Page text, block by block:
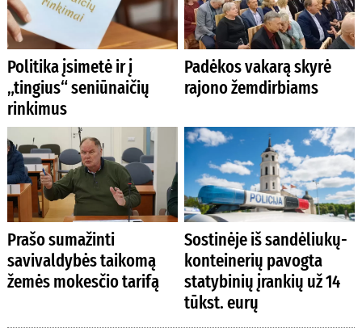
Politika įsimetė ir į
„tingius“ seniūnaičių
rinkimus
Padėkos vakarą skyrė
rajono žemdirbiams
Prašo sumažinti
savivaldybės taikomą
žemės mokesčio tarifą
Sostinėje iš sandėliukų-
konteinerių pavogta
statybinių įrankių už 14
tūkst. eurų